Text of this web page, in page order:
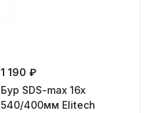
1 190 ₽
Бур SDS-max 16x
540/400мм Elitech